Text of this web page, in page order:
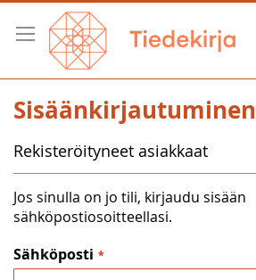
Skip
Content
Sisäänkirjautuminen
Rekisteröityneet asiakkaat
Jos sinulla on jo tili, kirjaudu sisään
sähköpostiosoitteellasi.
Sähköposti